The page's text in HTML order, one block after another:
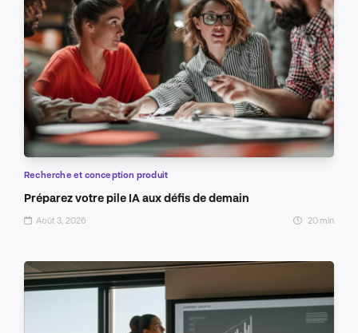
Recherche et conception produit
Préparez votre pile IA aux défis de demain
Août 3, 2026 20 min